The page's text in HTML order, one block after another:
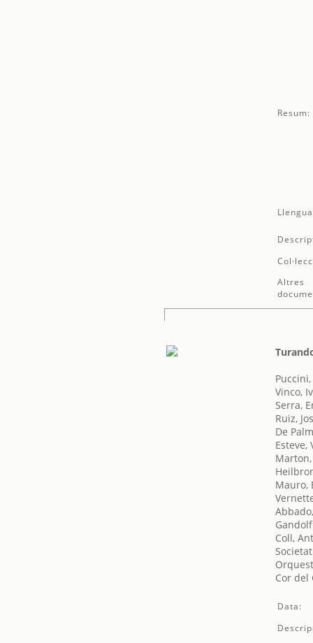
Resum:
Altres
Vinco,
Serra,
Ruiz,
De
Esteve,
Marton,
Mauro,
Coll,
Cor del
Data: